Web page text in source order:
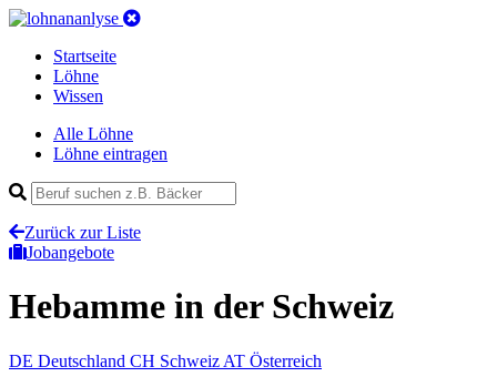
Startseite
Löhne
Wissen
Alle Löhne
Löhne eintragen
Zurück zur Liste
Jobangebote
Hebamme in der Schweiz
DE Deutschland CH Schweiz AT Österreich